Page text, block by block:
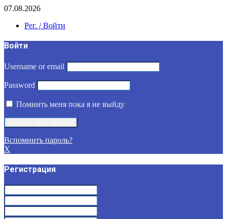
07.08.2026
Рег. / Войти
Войти
Username or email
Password
Помнить меня пока я не выйду
Вспомнить пароль?
X
Регистрация